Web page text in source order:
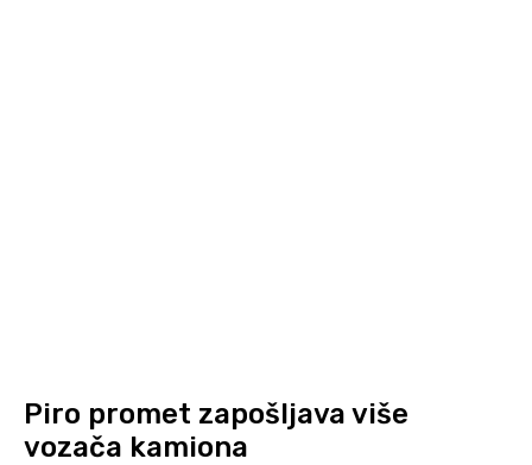
Piro promet zapošljava više
vozača kamiona